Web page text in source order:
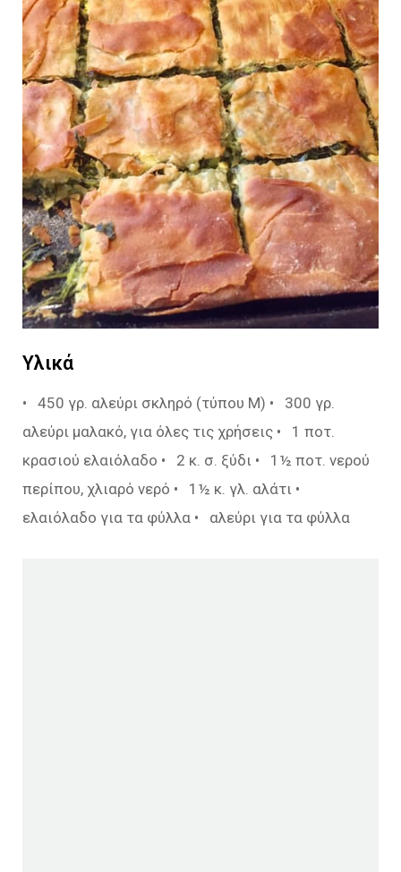
Υλικά
• 450 γρ. αλεύρι σκληρό (τύπου Μ) • 300 γρ.
αλεύρι μαλακό, για όλες τις χρήσεις • 1 ποτ.
κρασιού ελαιόλαδο • 2 κ. σ. ξύδι • 1½ ποτ. νερού
περίπου, χλιαρό νερό • 1½ κ. γλ. αλάτι •
ελαιόλαδο για τα φύλλα • αλεύρι για τα φύλλα